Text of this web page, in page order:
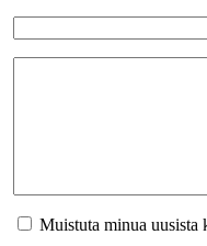
Muistuta minua uusista